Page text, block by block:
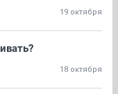
19 октября
18 октября